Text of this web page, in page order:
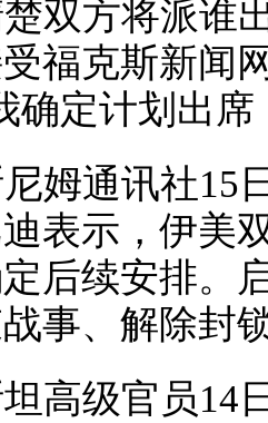
双方将派谁
福克斯新闻
确定计划出
姆通讯社15
表示，伊美
后续安排。
事、解除封
高级官员14